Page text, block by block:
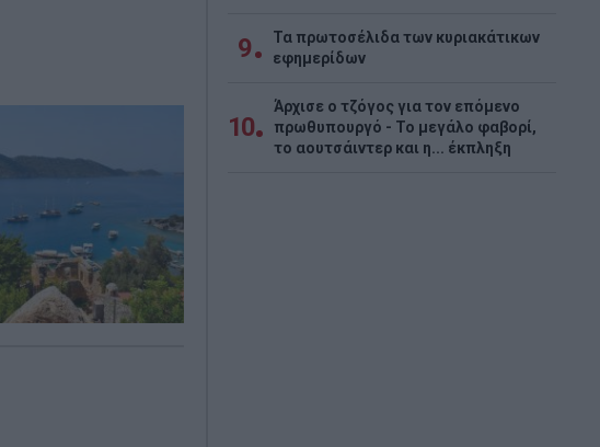
9
Τα πρωτοσέλιδα των κυριακάτικων
εφημερίδων
10
Άρχισε ο τζόγος για τον επόμενο
πρωθυπουργό - Το μεγάλο φαβορί,
το αουτσάιντερ και η... έκπληξη